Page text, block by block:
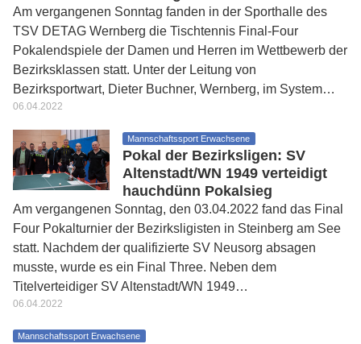
Am vergangenen Sonntag fanden in der Sporthalle des
TSV DETAG Wernberg die Tischtennis Final-Four
Pokalendspiele der Damen und Herren im Wettbewerb der
Bezirksklassen statt. Unter der Leitung von
Bezirksportwart, Dieter Buchner, Wernberg, im System…
06.04.2022
Mannschaftssport Erwachsene
Pokal der Bezirksligen: SV
Altenstadt/WN 1949 verteidigt
hauchdünn Pokalsieg
Am vergangenen Sonntag, den 03.04.2022 fand das Final
Four Pokalturnier der Bezirksligisten in Steinberg am See
statt. Nachdem der qualifizierte SV Neusorg absagen
musste, wurde es ein Final Three. Neben dem
Titelverteidiger SV Altenstadt/WN 1949…
06.04.2022
Mannschaftssport Erwachsene